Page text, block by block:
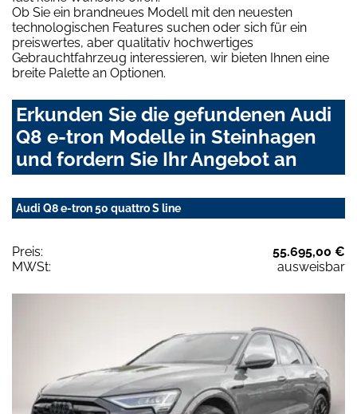
Ob Sie ein brandneues Modell mit den neuesten
technologischen Features suchen oder sich für ein
preiswertes, aber qualitativ hochwertiges
Gebrauchtfahrzeug interessieren, wir bieten Ihnen eine
breite Palette an Optionen.
Erkunden Sie die gefundenen Audi
Q8 e-tron Modelle in Steinhagen
und fordern Sie Ihr Angebot an
Audi Q8 e-tron 50 quattro S line
Preis:
55.695,00 €
MWSt:
ausweisbar